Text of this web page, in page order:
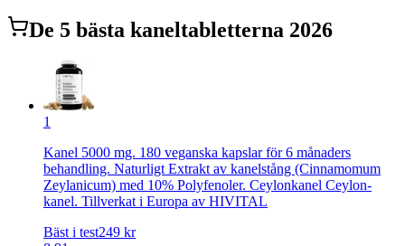
De 5 bästa kaneltabletterna 2026
1
Kanel 5000 mg. 180 veganska kapslar för 6 månaders
behandling. Naturligt Extrakt av kanelstång (Cinnamomum
Zeylanicum) med 10% Polyfenoler. Ceylonkanel Ceylon-
kanel. Tillverkat i Europa av HIVITAL
Bäst i test249 kr